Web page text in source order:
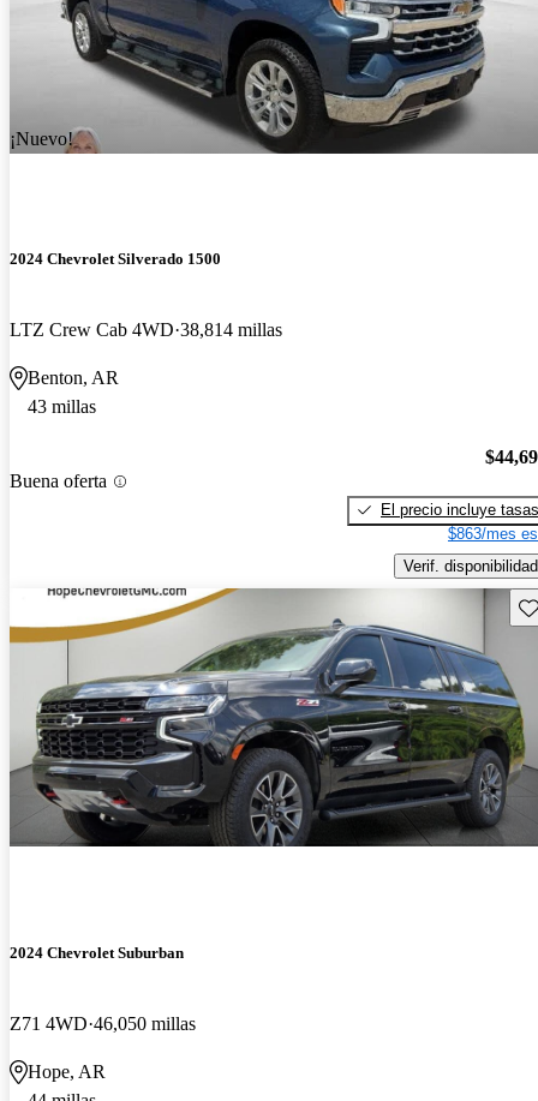
¡Nuevo!
2024 Chevrolet Silverado 1500
LTZ Crew Cab 4WD 38,814 millas
Benton, AR
43 millas
Buena oferta
El precio incluye tasas
$863/mes
Verif. disponibilidad
2024 Chevrolet Suburban
Z71 4WD 46,050 millas
Hope, AR